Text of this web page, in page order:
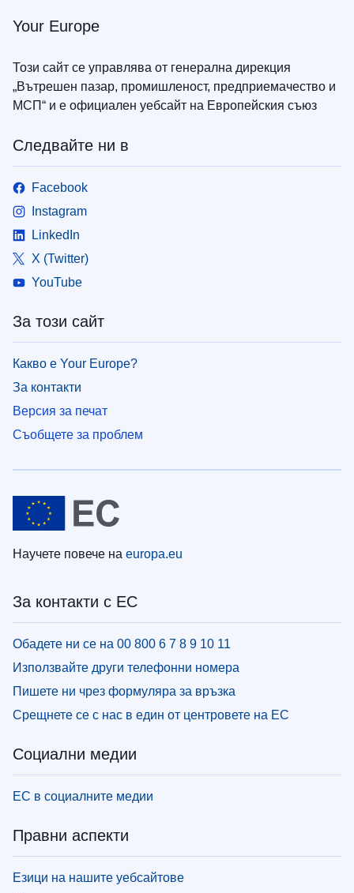
Your Europe
Този сайт се управлява от генерална дирекция
„Вътрешен пазар, промишленост, предприемачество и
МСП“ и е официален уебсайт на Европейския съюз
Следвайте ни в
Facebook
Instagram
LinkedIn
X (Twitter)
YouTube
За този сайт
Какво е Your Europe?
За контакти
Версия за печат
Съобщете за проблем
Научете повече на europa.eu
За контакти с ЕС
Обадете ни се на 00 800 6 7 8 9 10 11
Използвайте други телефонни номера
Пишете ни чрез формуляра за връзка
Срещнете се с нас в един от центровете на ЕС
Социални медии
ЕС в социалните медии
Правни аспекти
Езици на нашите уебсайтове